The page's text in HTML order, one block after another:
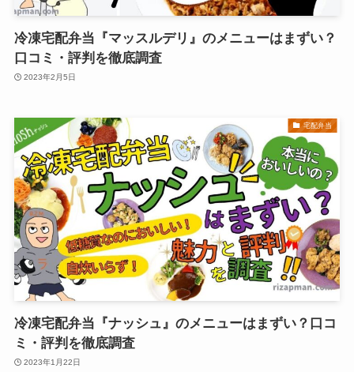
冷凍宅配弁当『マッスルデリ』のメニューはまずい？
口コミ・評判を徹底調査
2023年2月5日
宅配弁当
冷凍宅配弁当『ナッシュ』のメニューはまずい？口コ
ミ・評判を徹底調査
2023年1月22日